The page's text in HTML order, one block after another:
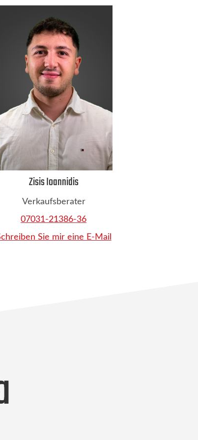
Zisis Ioannidis
Verkaufsberater
07031-21386-36
Sie mir eine E-Mail